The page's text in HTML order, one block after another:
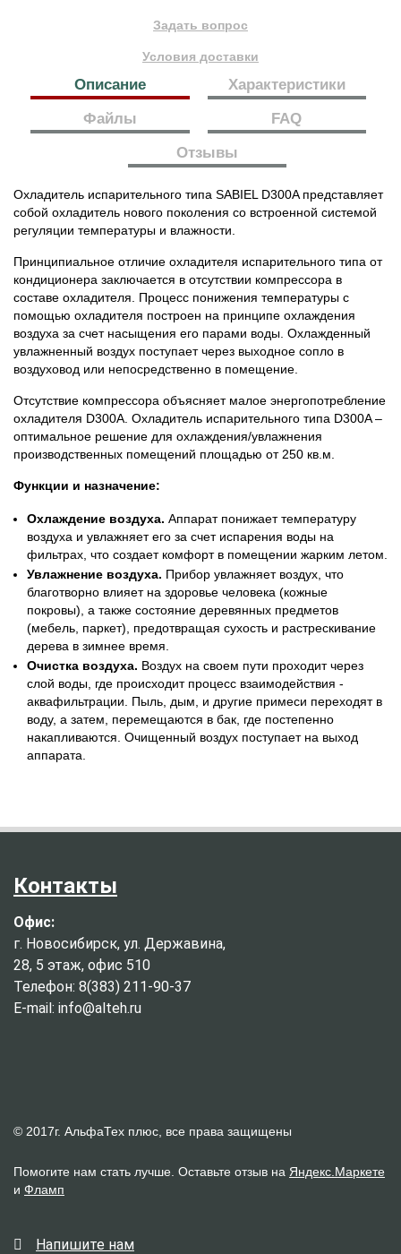
Задать вопрос
Условия доставки
Описание
Характеристики
Файлы
FAQ
Отзывы
Охладитель испарительного типа SABIEL D300A представляет
собой охладитель нового поколения со встроенной системой
регуляции температуры и влажности.
Принципиальное отличие охладителя испарительного типа от
кондиционера заключается в отсутствии компрессора в
составе охладителя. Процесс понижения температуры с
помощью охладителя построен на принципе охлаждения
воздуха за счет насыщения его парами воды. Охлажденный
увлажненный воздух поступает через выходное сопло в
воздуховод или непосредственно в помещение.
Отсутствие компрессора объясняет малое энергопотребление
охладителя D300A. Охладитель испарительного типа D300A –
оптимальное решение для охлаждения/увлажнения
производственных помещений площадью от 250 кв.м.
Функции и назначение:
Охлаждение воздуха. Аппарат понижает температуру
воздуха и увлажняет его за счет испарения воды на
фильтрах, что создает комфорт в помещении жарким летом.
Увлажнение воздуха. Прибор увлажняет воздух, что
благотворно влияет на здоровье человека (кожные
покровы), а также состояние деревянных предметов
(мебель, паркет), предотвращая сухость и растрескивание
дерева в зимнее время.
Очистка воздуха. Воздух на своем пути проходит через
слой воды, где происходит процесс взаимодействия -
аквафильтрации. Пыль, дым, и другие примеси переходят в
воду, а затем, перемещаются в бак, где постепенно
накапливаются. Очищенный воздух поступает на выход
аппарата.
Контакты
Офис:
г. Новосибирск, ул. Державина,
28, 5 этаж, офис 510
Телефон: 8(383) 211-90-37
E-mail: info@alteh.ru
© 2017г. АльфаТех плюс, все права защищены
Помогите нам стать лучше. Оставьте отзыв на Яндекс.Маркете
и Фламп
Напишите нам